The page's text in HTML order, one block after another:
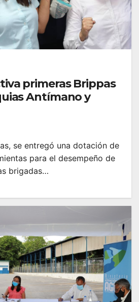
primeras Brippas
Antímano y
se entregó una dotación de
para el desempeño de
brigadas…